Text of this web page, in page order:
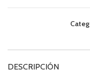
DESCRIPCIÓN